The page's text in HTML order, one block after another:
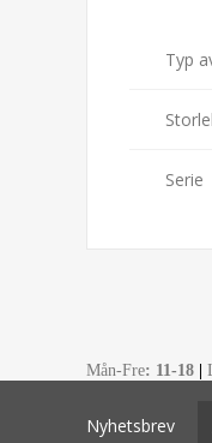
Typ
Serie
Mån-Fre: 11-18
Nyhetsbrev